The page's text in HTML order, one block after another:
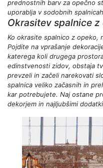
prednostnih barv za opečno
uporablja v sodobnih
Okrasitev spalnice
Ko okrasite spalnico z opeko,
Pojdite na vprašanje
katerega koli drugega
edinstvenosti zidov, obstaja
prevzeli in začeli narekovati
spalnica veliko začasnih in
kar potrebujete. Naj ostane
dekorjem in najljubšimi